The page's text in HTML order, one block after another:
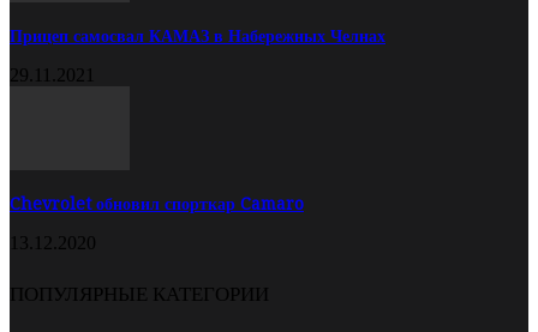
Прицеп самосвал КАМАЗ в Набережных Челнах
29.11.2021
Chevrolet обновил спорткар Camaro
13.12.2020
ПОПУЛЯРНЫЕ КАТЕГОРИИ